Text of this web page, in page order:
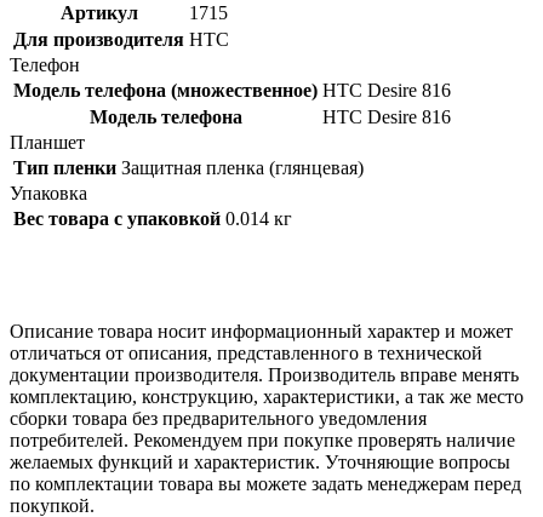
Артикул
1715
Для производителя HTC
Телефон
Модель телефона (множественное) HTC Desire 816
Модель телефона
HTC Desire 816
Планшет
Тип пленки Защитная пленка (глянцевая)
Упаковка
Вес товара с упаковкой 0.014 кг
Описание товара носит информационный характер и может
отличаться от описания, представленного в технической
документации производителя. Производитель вправе менять
комплектацию, конструкцию, характеристики, а так же место
сборки товара без предварительного уведомления
потребителей. Рекомендуем при покупке проверять наличие
желаемых функций и характеристик. Уточняющие вопросы
по комплектации товара вы можете задать менеджерам перед
покупкой.